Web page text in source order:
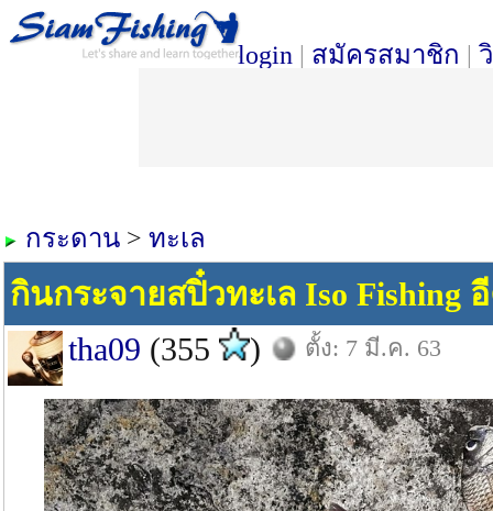
login | สมัครสมาชิก |
กระดาน > ทะเล
กินกระจายสปิ๋วทะเล Iso Fishing
tha09 (355 ) ตั้ง: 7 มี.ค. 63